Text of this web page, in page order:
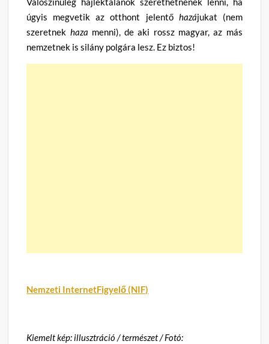
úgyis megvetik az otthont jelentő hazájukat (nem
szeretnek haza menni), de aki rossz magyar, az más
nemzetnek is silány polgára lesz. Ez biztos!
Nemzeti InternetFigyelő (NIF)
Kiemelt kép: illusztráció / természet / Fotó: